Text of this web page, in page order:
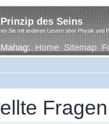
des Seins
Sie mit anderen Lesern über Physik und
Mahag:Home Sitemap
Fragen